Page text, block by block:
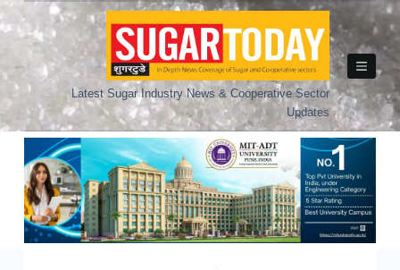
Skip
to
Latest Sugar Industry News & Cooperative Sector
Updates